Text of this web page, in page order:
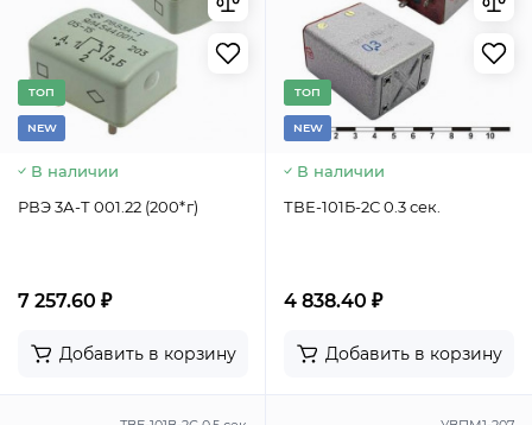
TОП
NEW
В наличии
РВЭ 3А-Т 001.22 (200*г)
7 257.60 ₽
Добавить в корзину
TОП
NEW
В наличии
ТВЕ-101Б-2С 0.3 сек.
4 838.40 ₽
Добавить в корзину